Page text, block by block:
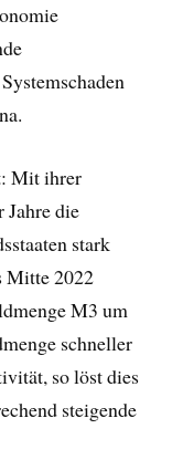
Mit ihrer
die
stark
Mitte 2022
M3 um
schneller
so löst dies
steigende